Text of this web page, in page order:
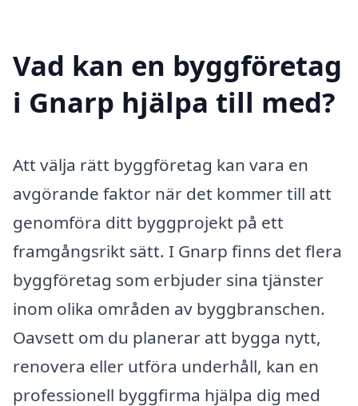
Vad kan en byggföretag
i Gnarp hjälpa till med?
Att välja rätt byggföretag kan vara en
avgörande faktor när det kommer till att
genomföra ditt byggprojekt på ett
framgångsrikt sätt. I Gnarp finns det flera
byggföretag som erbjuder sina tjänster
inom olika områden av byggbranschen.
Oavsett om du planerar att bygga nytt,
renovera eller utföra underhåll, kan en
professionell byggfirma hjälpa dig med